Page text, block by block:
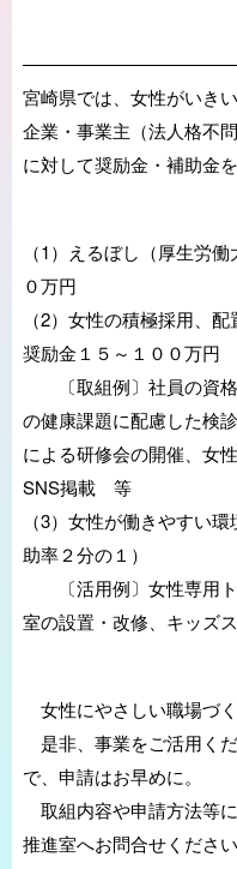
宮崎県では、女性がいき
企業・事業主（法人格不
に対して奨励金・補助金
（1）えるぼし（厚生労
０万円
（2）女性の積極採用、
奨励金１５～１００万円
〔取組例〕社員の資格
の健康課題に配慮した検
による研修会の開催、女
SNS掲載 等
（3）女性が働きやすい
助率２分の１）
〔活用例〕女性専用ト
室の設置・改修、キッズ
女性にやさしい職場づ
是非、事業をご活用く
で、申請はお早めに。
取組内容や申請方法等
推進室へお問合せください